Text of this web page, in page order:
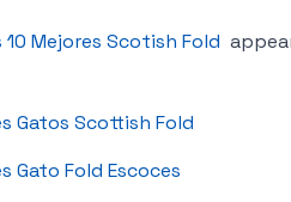
Mejores Scotish Fold
Gatos Scottish Fold
Gato Fold Escoces